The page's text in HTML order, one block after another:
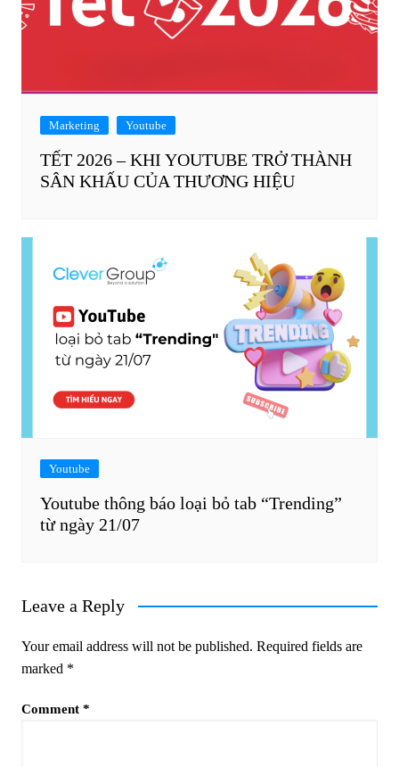
Marketing Youtube
TẾT 2026 – KHI YOUTUBE TRỞ THÀNH
SÂN KHẤU CỦA THƯƠNG HIỆU
Youtube
Youtube thông báo loại bỏ tab “Trending”
từ ngày 21/07
Leave a Reply
Your email address will not be published. Required fields are
marked *
Comment *